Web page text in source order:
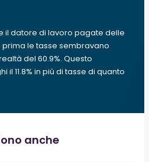
il datore di lavoro pagate delle
prima le tasse sembravano
del 60.9%. Questo
il 11.8% in più di tasse di quanto
anche